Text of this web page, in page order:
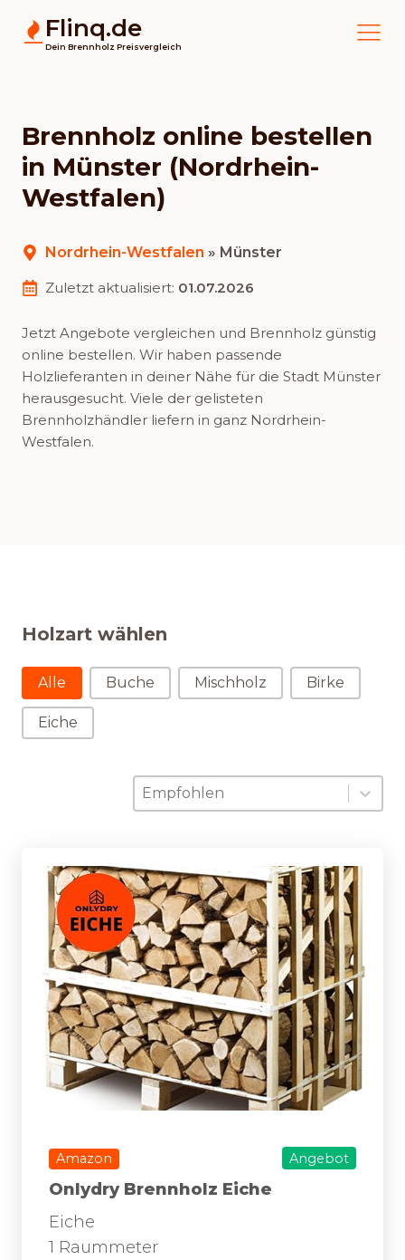
Flinq.de
Dein Brennholz Preisvergleich
Brennholz online bestellen
in Münster (Nordrhein-
Westfalen)
Nordrhein-Westfalen » Münster
Zuletzt aktualisiert: 01.07.2026
Jetzt Angebote vergleichen und Brennholz günstig
online bestellen. Wir haben passende
Holzlieferanten in deiner Nähe für die Stadt Münster
herausgesucht. Viele der gelisteten
Brennholzhändler liefern in ganz Nordrhein-
Westfalen.
Holzart wählen
Holzart wählen
Alle Buche Mischholz Birke
Eiche
Sortierung
Sort content
Sort content
Amazon Angebot
Onlydry Brennholz Eiche
Eiche
1 Raummeter